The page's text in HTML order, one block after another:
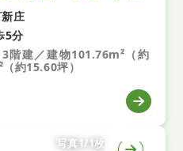
庄
5分
階建／建物101.76m²（約
約15.60坪）
写真1/1枚